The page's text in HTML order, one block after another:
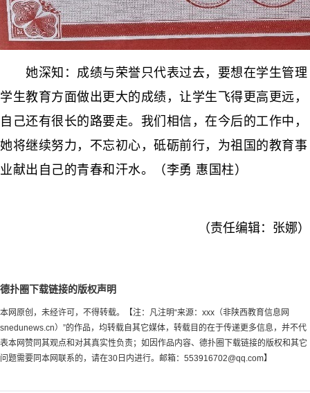
她深知：成绩与荣誉只代表过去，要想在学生管理
学生教育方面做出更大的成绩，让学生飞得更高更远，
自己还有很长的路要走。我们相信，在今后的工作中，
她将继续努力，不忘初心，砥砺前行，为祖国的教育事
业献出自己的青春和汗水。（李勇 惠国柱）
（责任编辑：张娜）
德扑圈下载链接的版权声明
本网原创，未经许可，不得转载。【注：凡注明“来源：xxx（非陕西教育信息网
snedunews.cn）”的作品，均转载自其它媒体，转载目的在于传递更多信息，并不代
表本网赞同其观点和对其真实性负责；如因作品内容、德扑圈下载链接的版权和其它
问题需要同本网联系的，请在30日内进行。邮箱： 553916702@qq.com】